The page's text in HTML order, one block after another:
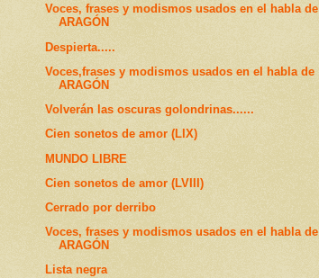
Voces, frases y modismos usados en el habla de
ARAGÓN
Despierta.....
Voces,frases y modismos usados en el habla de
ARAGÓN
Volverán las oscuras golondrinas......
Cien sonetos de amor (LIX)
MUNDO LIBRE
Cien sonetos de amor (LVIII)
Cerrado por derribo
Voces, frases y modismos usados en el habla de
ARAGÓN
Lista negra